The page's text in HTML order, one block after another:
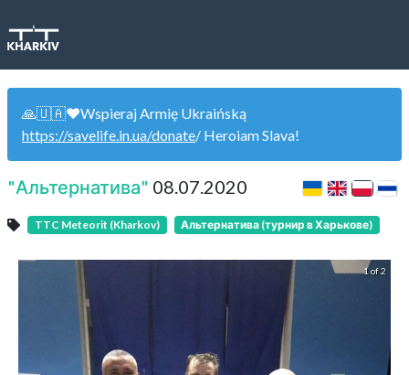
🙏🇺🇦❤️Wspieraj Armię Ukraińską
https://savelife.in.ua/donate/ Heroiam Slava!
"Альтернатива" 08.07.2020
TTC Meteorit (Kharkov) Альтернатива (турнир в Харькове)
1 of 2